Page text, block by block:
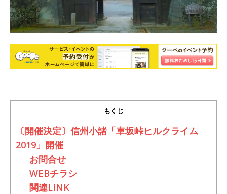
もくじ
〔開催決定〕信州小諸「車坂峠ヒルクライム
2019」開催
お問合せ
WEBチラシ
関連LINK